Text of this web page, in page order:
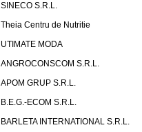
SINECO S.R.L.
Theia Centru de Nutritie
UTIMATE MODA
ANGROCONSCOM S.R.L.
APOM GRUP S.R.L.
B.E.G.-ECOM S.R.L.
BARLETA INTERNATIONAL S.R.L.